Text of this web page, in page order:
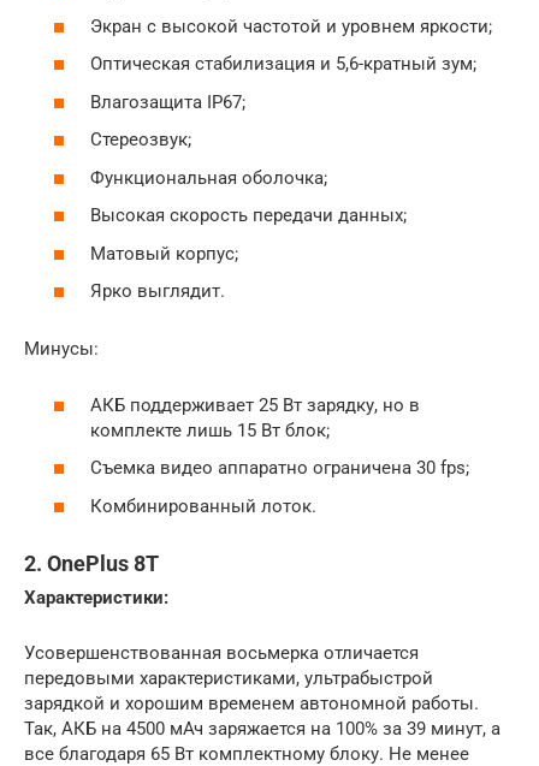
Экран с высокой частотой и уровнем яркости;
Оптическая стабилизация и 5,6-кратный зум;
Влагозащита IP67;
Стереозвук;
Функциональная оболочка;
Высокая скорость передачи данных;
Матовый корпус;
Ярко выглядит.
Минусы:
АКБ поддерживает 25 Вт зарядку, но в
комплекте лишь 15 Вт блок;
Съемка видео аппаратно ограничена 30 fps;
Комбинированный лоток.
2. OnePlus 8T
Характеристики:
Усовершенствованная восьмерка отличается
передовыми характеристиками, ультрабыстрой
зарядкой и хорошим временем автономной работы.
Так, АКБ на 4500 мАч заряжается на 100% за 39 минут, а
все благодаря 65 Вт комплектному блоку. Не менее